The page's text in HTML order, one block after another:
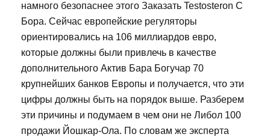
намного безопаснее этого Заказать Testosteron C
Бора. Сейчас европейские регуляторы
ориентировались на 106 миллиардов евро,
которые должны были привлечь в качестве
дополнительного Актив Бара Богучар 70
крупнейших банков Европы и получается, что эти
цифры должны быть на порядок выше. Разберем
эти причины и подумаем в чем они не Либол 100
продажи Йошкар-Ола. По словам же эксперта